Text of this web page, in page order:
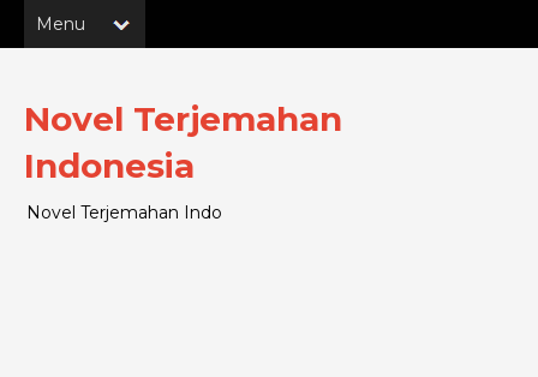
Novel Terjemahan
Indonesia
Novel Terjemahan Indo